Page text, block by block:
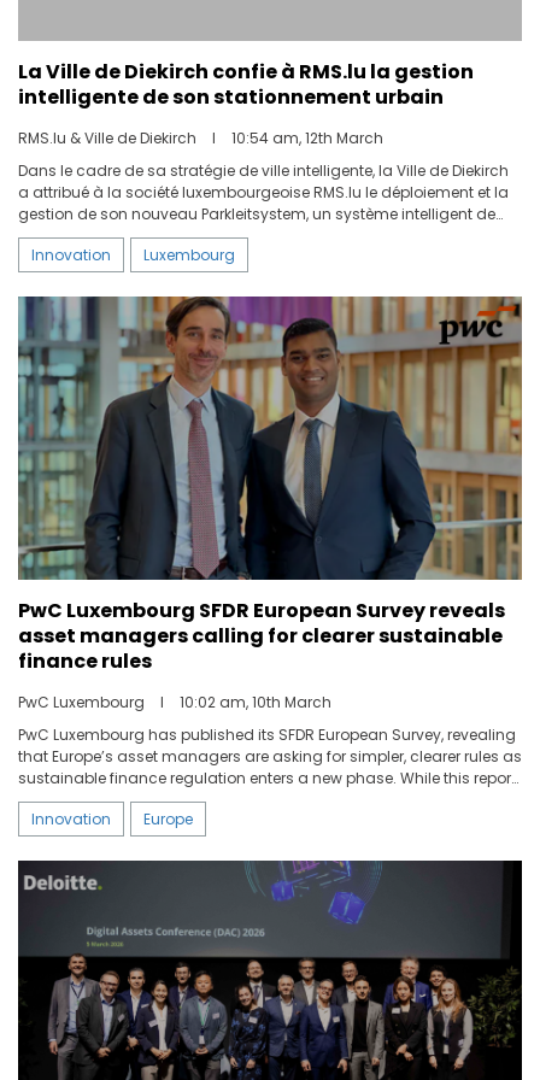
La Ville de Diekirch confie à RMS.lu la gestion
intelligente de son stationnement urbain
RMS.lu & Ville de Diekirch I
10:54 am, 12th March
Dans le cadre de sa stratégie de ville intelligente, la Ville de Diekirch
a attribué à la société luxembourgeoise RMS.lu le déploiement et la
gestion de son nouveau Parkleitsystem, un système intelligent de
guidage et de gestion du stationnement.
Innovation
Luxembourg
PwC Luxembourg SFDR European Survey reveals
asset managers calling for clearer sustainable
finance rules
PwC Luxembourg I
10:02 am, 10th March
PwC Luxembourg has published its SFDR European Survey, revealing
that Europe’s asset managers are asking for simpler, clearer rules as
sustainable finance regulation enters a new phase. While this report
is concise and covers the main themes, a more detailed report will
be shared with the survey respondents, covering additional topics
explored in the survey.
Innovation Europe